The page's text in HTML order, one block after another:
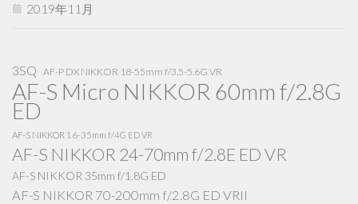
2019年11月
3SQ AF-P DX NIKKOR 18-55mm f/3.5-5.6G VR
AF-S Micro NIKKOR 60mm f/2.8G
ED
AF-S NIKKOR 16-35mm f/4G ED VR
AF-S NIKKOR 24-70mm f/2.8E ED VR
AF-S NIKKOR 35mm f/1.8G ED
AF-S NIKKOR 70-200mm f/2.8G ED VRII